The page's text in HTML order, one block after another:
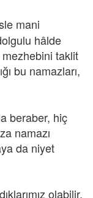
mani
hâlde
taklit
bu namazları,
beraber, hiç
namazı
da niyet
olabilir.